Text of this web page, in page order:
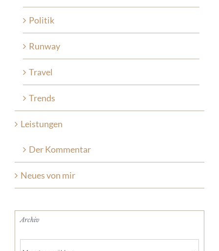
Politik
Runway
Travel
Trends
Leistungen
Der Kommentar
Neues von mir
Archiv